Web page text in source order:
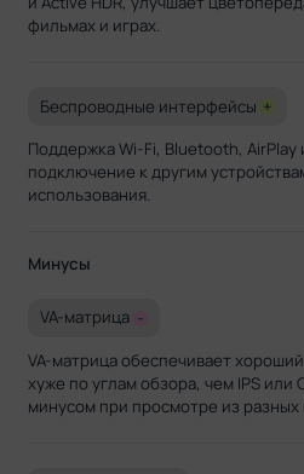
фильмах и играх.
Беспроводные интерфейсы +
Поддержка Wi-Fi, Bluetooth,
подключение к другим
использования.
Минусы
VA-матрица -
VA-матрица обеспечивает
хуже по углам обзора, чем IPS или
минусом при просмотре из